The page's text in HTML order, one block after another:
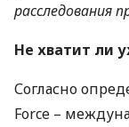
расследования
Не хватит ли
Согласно
Force –